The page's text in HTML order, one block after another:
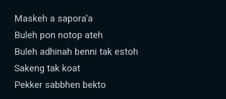
Maskeh a sapora'a
Buleh pon notop ateh
Buleh adhinah benni tak estoh
Sakeng tak koat
Pekker sabbhen bekto